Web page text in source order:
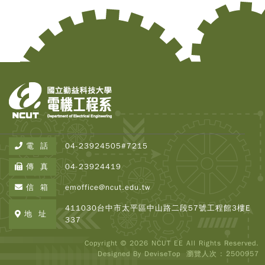
All
電 話 04-23924505#7215
傳 真 04-23924419
信 箱 emoffice@ncut.edu.tw
地 址
411030台中市太平區中山路二段57號工程館3樓E
337
Copyright © 2026 NCUT EE All Rights Reserved.
Designed By DeviseTop 瀏覽人次 : 2500957